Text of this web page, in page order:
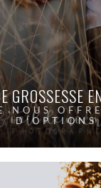
GROSSESSE
NOUS
D'OPTIONS